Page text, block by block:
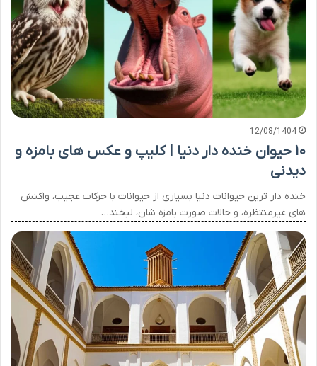
12/08/1404
۱۰ حیوان خنده دار دنیا | کلیپ و عکس های بامزه و
دیدنی
خنده دار ترین حیوانات دنیا بسیاری از حیوانات با حرکات عجیب، واکنش
های غیرمنتظره، و حالات صورت بامزه شان، لبخند…